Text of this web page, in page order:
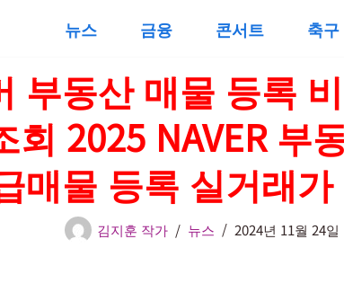
뉴스 금융 콘서트 축구
부동산 매물 등록
회 2025 NAVER 부
매물 등록 실거래
김지훈 작가 뉴스 2024년 11월 24일